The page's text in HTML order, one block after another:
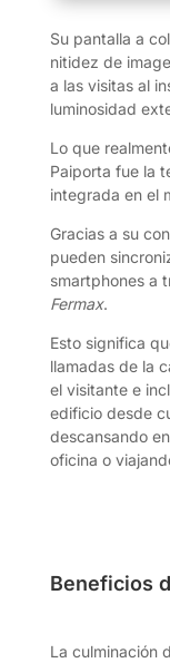
Su pantalla a
nitidez de
a las visitas al
luminosidad
Lo que
Paiporta fue la
integrada en el
Gracias a su
pueden
smartphones a
Fermax.
Esto significa
llamadas de la
el visitante e
edificio desde
descansando
oficina o
Beneficios
La culminación